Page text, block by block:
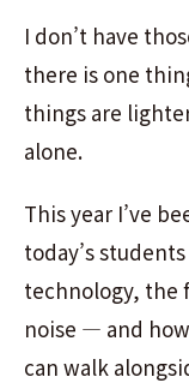
I don’t have
there is one
things are
alone.
This year I’ve
today’s
technology, the
noise — and
can walk